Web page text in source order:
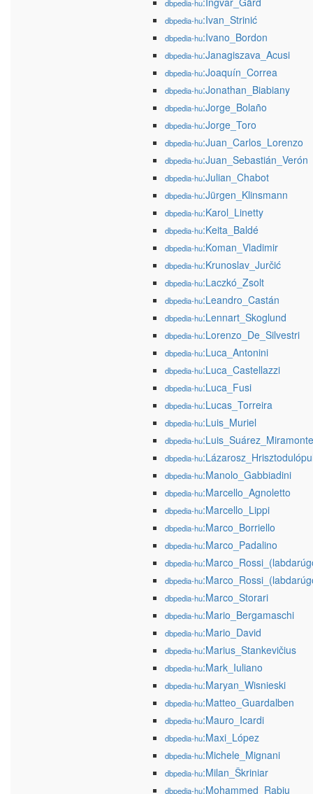
dbpedia-hu
dbpedia-hu:Ivan_Strinić
dbpedia-hu:Ivano_Bordon
dbpedia-hu:Janagiszava_Acusi
dbpedia-hu:Joaquín_Correa
dbpedia-hu:Jonathan_Biabiany
dbpedia-hu:Jorge_Bolaño
dbpedia-hu:Jorge_Toro
dbpedia-hu:Juan_Carlos_Lorenzo
dbpedia-hu:Juan_Sebastián_Verón
dbpedia-hu:Julian_Chabot
dbpedia-hu:Jürgen_Klinsmann
dbpedia-hu:Karol_Linetty
dbpedia-hu:Keita_Baldé
dbpedia-hu:Koman_Vladimir
dbpedia-hu:Krunoslav_Jurčić
dbpedia-hu:Laczkó_Zsolt
dbpedia-hu:Leandro_Castán
dbpedia-hu:Lennart_Skoglund
dbpedia-hu:Lorenzo_De_Silvestri
dbpedia-hu:Luca_Antonini
dbpedia-hu:Luca_Castellazzi
dbpedia-hu:Luca_Fusi
dbpedia-hu:Lucas_Torreira
dbpedia-hu:Luis_Muriel
dbpedia-hu
dbpedia-hu
dbpedia-hu:Manolo_Gabbiadini
dbpedia-hu:Marcello_Agnoletto
dbpedia-hu:Marcello_Lippi
dbpedia-hu:Marco_Borriello
dbpedia-hu:Marco_Padalino
dbpedia-hu
dbpedia-hu
dbpedia-hu:Marco_Storari
dbpedia-hu:Mario_Bergamaschi
dbpedia-hu:Mario_David
dbpedia-hu:Marius_Stankevičius
dbpedia-hu:Mark_Iuliano
dbpedia-hu:Maryan_Wisnieski
dbpedia-hu:Matteo_Guardalben
dbpedia-hu:Mauro_Icardi
dbpedia-hu:Maxi_López
dbpedia-hu:Michele_Mignani
dbpedia-hu:Milan_Škriniar
dbpedia-hu:Mohammed_Rabiu